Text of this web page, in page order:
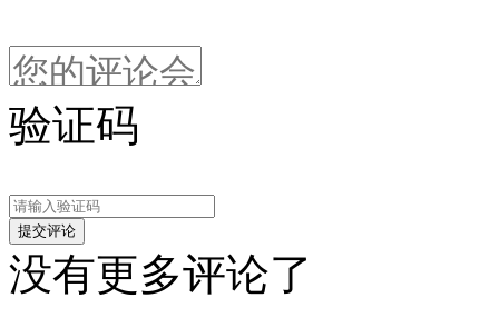
验证码
没有更多评论了